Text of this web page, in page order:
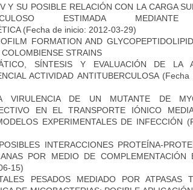
Y SU POSIBLE RELACIÓN CON LA CARGA
ESTIMADA MEDIANTE
(Fecha de inicio: 2012-03-29)
FORMATION AND
STRAINS
SÍNTESIS Y EVALUACIÓN DE LA
ACTIVIDAD ANTITUBERCULOSA(Fecha
VIRULENCIA DE UN MUTANTE DE
EN EL TRANSPORTE IÓNICO
EXPERIMENTALES DE INFECCIÓN
INTERACCIONES PROTEÍNA-
POR MEDIO DE COMPLEMENTACIÓN
15)
PESADOS MEDIADO POR